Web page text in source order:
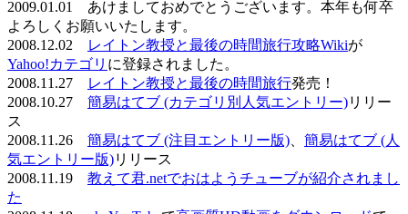
2009.01.01 あけましておめでとうございます。本年も何卒
よろしくお願いいたします。
2008.12.02
レイトン教授と最後の時間旅行攻略Wikiが
Yahoo!カテゴリ に登録されました。
2008.11.27
レイトン教授と最後の時間旅行発売！
2008.10.27 簡易はてブ (カテゴリ別人気エントリー)リリー
ス
2008.11.26 簡易はてブ (注目エントリー版)
簡易はてブ (人
気エントリー版)リリース
2008.11.19 教えて君.netでおはようチューブが紹介されまし
た